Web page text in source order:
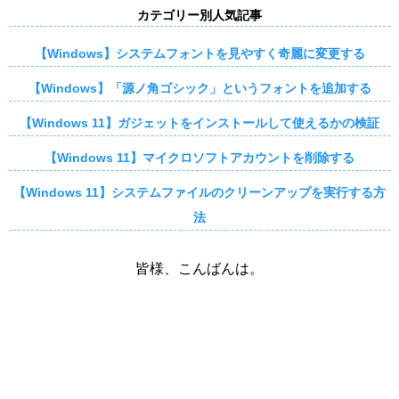
カテゴリー別人気記事
【Windows】システムフォントを見やすく奇麗に変更する
【Windows】「源ノ角ゴシック」というフォントを追加する
【Windows 11】ガジェットをインストールして使えるかの検証
【Windows 11】マイクロソフトアカウントを削除する
【Windows 11】システムファイルのクリーンアップを実行する方
法
皆様、こんばんは。